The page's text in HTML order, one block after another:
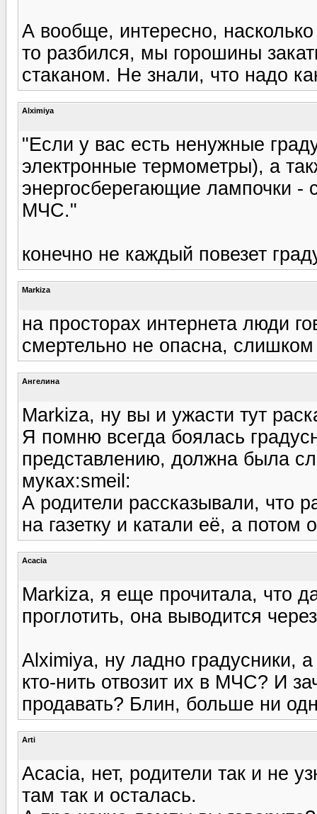
А вообще, интересно,
то разбился, мы горошины
стаканом. Не знали, что надо
Alximiya
"Если у вас есть ненужные
электронные термометры), а
энергосберегающие лампочки -
МЧС."
конечно не каждый повезет
Markiza
на просторах интернета люди
смертельно не опасна,
Ангелина
Markiza, ну вы и ужасти тут
Я помню всегда боялась
представлению, должна была
муках:smeil:
А родители рассказывали, что
на газетку и катали её, а потом
Acacia
Markiza, я еще прочитала, что
проглотить, она выводится
Alximiya, ну ладно градусники,
кто-нить отвозит их в МЧС? И
продавать? Блин, больше ни
Arti
Acacia, нет, родители так и не
там так и осталась.